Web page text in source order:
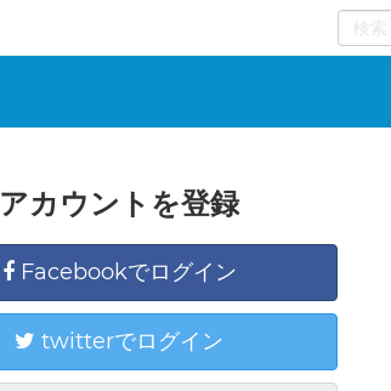
0
アカウントを登録
Facebookでログイン
twitterでログイン